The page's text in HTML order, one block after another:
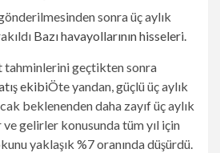
sonra üç aylık
Bazı havayollarının hisseleri.
tahminlerini geçtikten sonra
ekibiÖte yandan, güçlü üç aylık
beklenenden daha zayıf üç aylık
gelirler konusunda tüm yıl için
yaklaşık %7 oranında düşürdü.